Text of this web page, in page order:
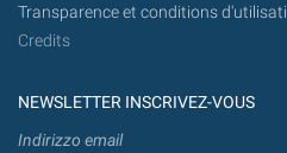
Transparence et conditions
Credits
NEWSLETTER INSCRIVEZ-VOUS
Indirizzo email